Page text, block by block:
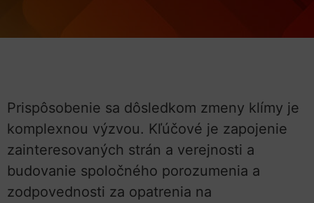
Prispôsobenie sa dôsledkom zmeny klímy je
komplexnou výzvou. Kľúčové je zapojenie
zainteresovaných strán a verejnosti a
budovanie spoločného porozumenia a
zodpovednosti za opatrenia na